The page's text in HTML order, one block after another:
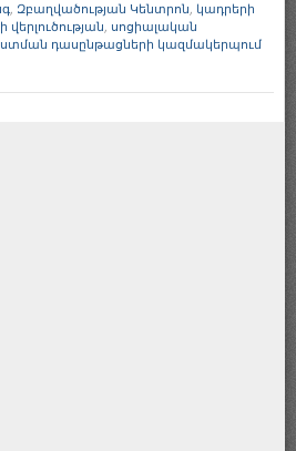
, Զբաղվածության Կենտրոն, կադրերի
վերլուծության, սոցիալական
դասընթացների կազմակերպում